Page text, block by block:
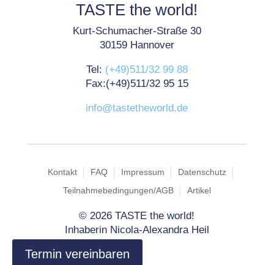
Termin vereinbaren
TASTE the world!
Kurt-Schumacher-Straße 30
30159 Hannover
Tel: (+49)511/32 99 88
Fax:(+49)511/32 95 15
info@tastetheworld.de
Kontakt FAQ Impressum
Datenschutz
Teilnahmebedingungen/AGB
Artikel
©2026 TASTE the world!
Inhaberin Nicola-Alexandra Heil